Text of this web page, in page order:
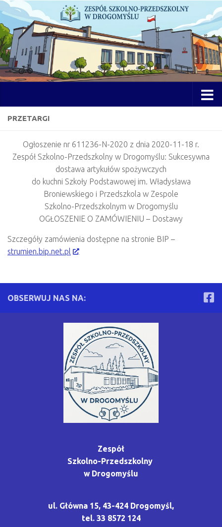
Przejdź do treści
PRZETARGI
Ogłoszenie nr 611236-N-2020 z dnia 2020-11-18 r.
Zespół Szkolno-Przedszkolny w Drogomyślu: Sukcesywna
dostawa artykułów spożywczych
do kuchni Szkoły Podstawowej im. Władysława
Broniewskiego i Przedszkola w Zespole
Szkolno-Przedszkolnym w Drogomyślu
OGŁOSZENIE O ZAMÓWIENIU – Dostawy
Szczegóły zamówienia dostępne na stronie BIP –
strumien.bip.net.pl
OBSERWUJ NAS NA:
Zespół
Szkolno-Przedszkolny
w Drogomyślu
ul. Główna 15, 43-424 Drogomyśl,
tel. 33 8572 124